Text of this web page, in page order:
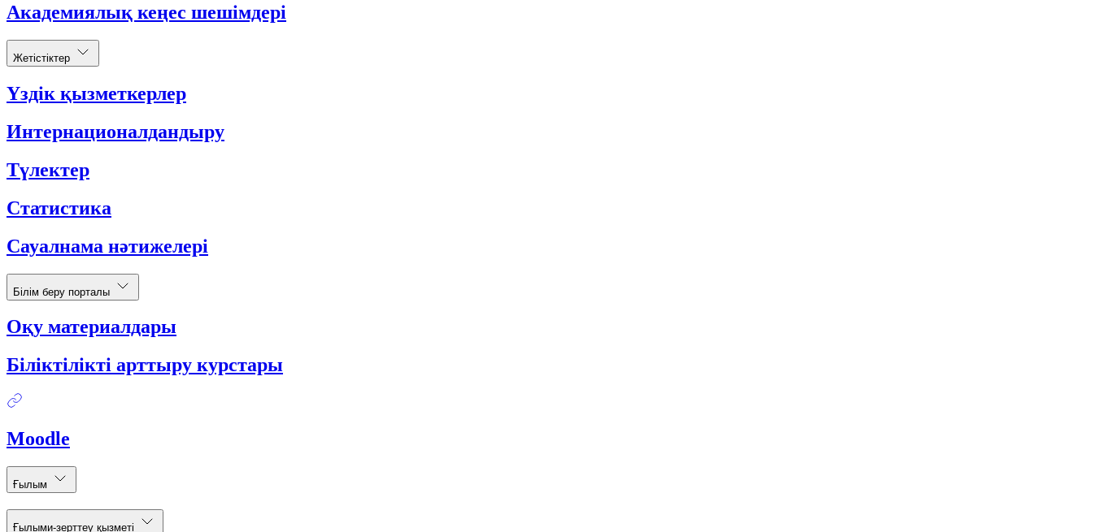
Академиялық кеңес шешімдері
Жетістіктер
Үздік қызметкерлер
Интернационалдандыру
Түлектер
Статистика
Сауалнама нәтижелері
Білім беру порталы
Оқу материалдары
Біліктілікті арттыру курстары
Moodle
Ғылым
Ғылыми-зерттеу қызметі